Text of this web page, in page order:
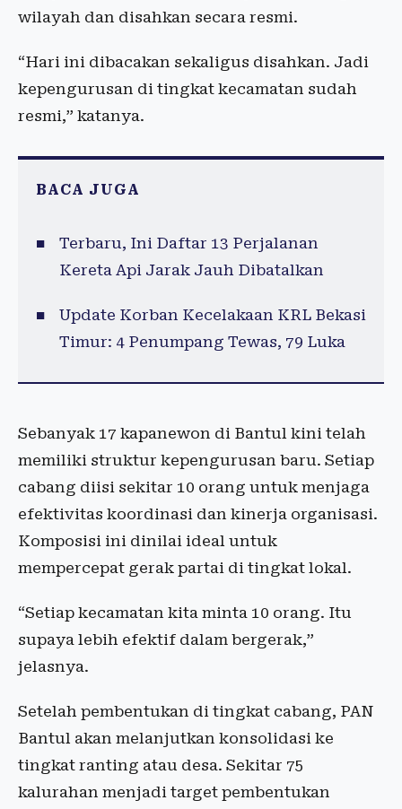
wilayah dan disahkan secara resmi.
“Hari ini dibacakan sekaligus disahkan. Jadi
kepengurusan di tingkat kecamatan sudah
resmi,” katanya.
BACA JUGA
Terbaru, Ini Daftar 13 Perjalanan
Kereta Api Jarak Jauh Dibatalkan
Update Korban Kecelakaan KRL Bekasi
Timur: 4 Penumpang Tewas, 79 Luka
Sebanyak 17 kapanewon di Bantul kini telah
memiliki struktur kepengurusan baru. Setiap
cabang diisi sekitar 10 orang untuk menjaga
efektivitas koordinasi dan kinerja organisasi.
Komposisi ini dinilai ideal untuk
mempercepat gerak partai di tingkat lokal.
“Setiap kecamatan kita minta 10 orang. Itu
supaya lebih efektif dalam bergerak,”
jelasnya.
Setelah pembentukan di tingkat cabang, PAN
Bantul akan melanjutkan konsolidasi ke
tingkat ranting atau desa. Sekitar 75
kalurahan menjadi target pembentukan